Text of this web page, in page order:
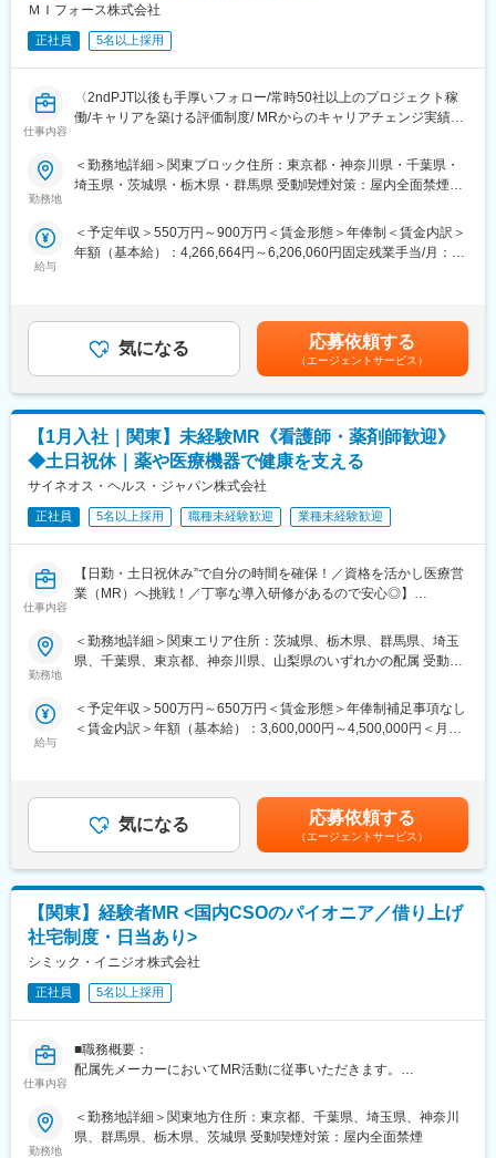
がんや希少疾患の医薬品担当など専門性を深めるキャリアや、マ
ネジメント・人材育成など多様なキャリアパスが可能。
つくため、将来にわたって活かせる市場価値の高いキャリアを築
くことが可能です。
変更の範囲：会社の定める業務
・入社から3か月間：座学研修（導入教育）のみ
わせて行う、MR認定試験に100％を担保する対策講座がありま
す。
フォロー体制を整えております。
★入社同期がいるため、一緒に頑張れる環境です！専門性の高い
■魅力ポイント：
＜安定性＞
・当社は、東証プライム上場以来、10期連続で増収中のクオール
グループに属しており、主力事業を担っています。
＜社会貢献度の高さ＞
＜頑張りは適切に評価＞
成果に応じた評価制度が整っており、頑張り次第で大幅な年収UP
■福利厚生（転勤を伴う場合）：
・家賃：一部会社負担
・住居契約初期経費：会社負担（上限設定あり）
ＭＩフォース株式会社
正社員 5名以上採用
仕事内容
〈2ndPJT以後も手厚いフォロー/常時50社以上のプロジェクト稼
働/キャリアを築ける評価制度/ MRからのキャリアチェンジ実績有
クライアントである製薬会社のプロジェクトに所属し、MRとして
活躍していただきます。病院やクリニックの医師や医療関係者に
【同社の特徴】
■必ず新薬メーカーのプロジェクトにアサインします
オンコロジーを含め、希少疾患領域も多数ございますので、スペ
シャリスト、ゼネラリストどちらも目指すことが可能です。
■少数精鋭ならではの魅力～待機リスクが低いため、安心して就業
できる環境です～
適切なフォローを実施するために約300人のMR数を保って運営し
ており、プロジェクト終了の数か月前から面談を実施しているた
め、隙間なくアサインすることができますのでMRの成長機会を奪
うことは決してございません。適切なフォローが顧客である製薬
企業からの満足にもつながり、業界内でも評価されています。
■親身なフォロー体制とキャリアを築ける評価制度
があればいつでも連絡できる距離感です。一カ月に一度の面談も
実施しており、日々の業務だけでなく中長期的な視点での相談も
度により、キャリアや年収アップに向けた目標を定めやすい環境
です。
特定の製剤を持たないCSOだからこそ、当社の教育サポートは単
なる知識の提供だけでなく、MRとしての現場力を培うことに比重
領域のKOLへの営業ロールプレイングの機会もあり、生き残るMR
としての営業スキルを身に着けることが可能です。
当社の研修内容は大手製薬企業所属MR教育にも使用されておりま
す。
変更の範囲：会社の定める業務
勤務地
＜勤務地詳細＞関東ブロック住所：東京都・神奈川県・千葉県・
埼玉県・茨城県・栃木県・群馬県 受動喫煙対策：屋内全面禁煙変
給与
＜予定年収＞550万円～900万円＜賃金形態＞年俸制＜賃金内訳＞
年額（基本給）：4,266,664円～6,206,060円固定残業手当/月：
給与補足＞■別途、外勤手当など手当支給※経験・能力などを考慮
の上、話し合いで決定賃金はあくまでも目安の金額であり、選考
を通じて上下する可能性があります。月給(月額)は固定手当を含め
た表記です。
気になる 応募依頼する
（エージェントサービス）
【1月入社｜関東】未経験MR《看護師・薬剤師歓迎》
◆土日祝休｜薬や医療機器で健康を支える
サイネオス・ヘルス・ジャパン株式会社
正社員 5名以上採用 職種未経験歓迎 業種未経験歓迎
仕事内容
【日勤・土日祝休み”で自分の時間を確保！／資格を活かし医療営
業（MR）へ挑戦！／丁寧な導入研修があるので安心◎】
《資格と想いがあれば活躍できる！》
「誰かのためになる仕事がしたい」「社会貢献につながる仕事を
したい」という想いがあればOK！当社には、臨床経験を活かして
ます。
これまでの経験を活かして新たなフィールドで活躍したい方を歓
■夜勤なし！日勤・土日祝休みで働き方改善・ワークライフバラン
スの両立が叶う！
■明確な評価制度あり！自身の成果や頑張りが客観的に評価され、
年収に反映されます。また、在籍年数が増えると永年勤続報奨金
や四半期一時金などの手当もアップします。つまり、やりがいや
努力がきちんと報われる報酬制度になっています。
《丁寧な研修・支援体制で成長を応援！》
入社後は2カ月間の研修制度がありますので、未経験の方も安心し
てご応募ください！同期社員と一緒に集中的に研修を行い、その
また、配属後も一人ひとりの知識とスキルレベルを上げるために
様々な研修をご用意しています。
《あなたの想いを実現する豊富なキャリアプランとサポート体
制！》
勤務地
＜勤務地詳細＞関東エリア住所：茨城県、栃木県、群馬県、埼玉
県、千葉県、東京都、神奈川県、山梨県のいずれかの配属 受動喫
給与
＜予定年収＞500万円～650万円＜賃金形態＞年俸制補足事項なし
＜賃金内訳＞年額（基本給）：3,600,000円～4,500,000円＜月額
動・四半期一時金：10万円（四半期に1回、10万円程度支給）※た
だし支給条件有。他、永続勤務報奨金（3年勤務5万円支給、5年
勤務10万円…）ございます。賃金はあくまでも目安の金額であ
り、選考を通じて上下する可能性があります。月給(月額)は固定手
当を含めた表記です。
気になる 応募依頼する
（エージェントサービス）
【関東】経験者MR <国内CSOのパイオニア／借り上げ
社宅制度・日当あり>
シミック・イニジオ株式会社
正社員 5名以上採用
仕事内容
■職務概要：
配属先メーカーにおいてMR活動に従事いただきます。
■新薬プロジェクト95％超／常時60以上のプロジェクトが稼働
プロジェクトの数やバリエーションはキャリア形成に直結するた
勤務地
＜勤務地詳細＞関東地方住所：東京都、千葉県、埼玉県、神奈川
県、群馬県、栃木県、茨城県 受動喫煙対策：屋内全面禁煙